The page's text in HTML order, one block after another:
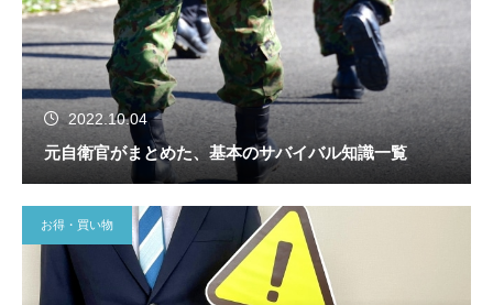
2022.10.04
元自衛官がまとめた、基本のサバイバル知識一覧
お得・買い物